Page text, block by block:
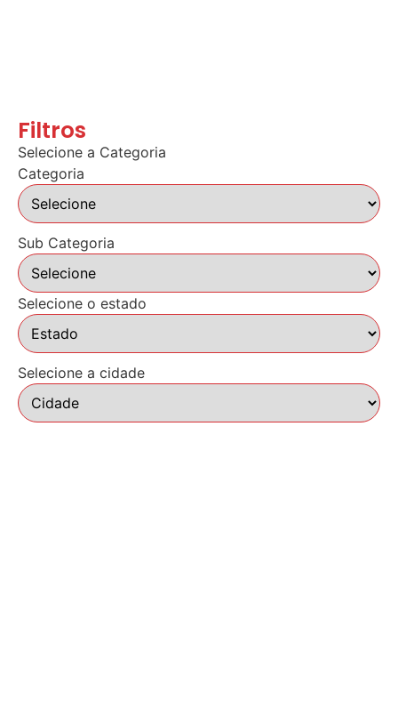
Filtros
Selecione a Categoria
Categoria
Sub Categoria
Selecione o estado
Selecione a cidade